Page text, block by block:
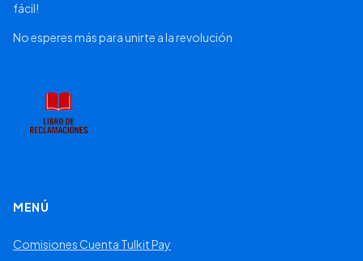
fácil!
No esperes más para unirte a la revolución
MENÚ
Comisiones Cuenta Tulkit Pay